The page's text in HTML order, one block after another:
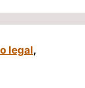
legal,